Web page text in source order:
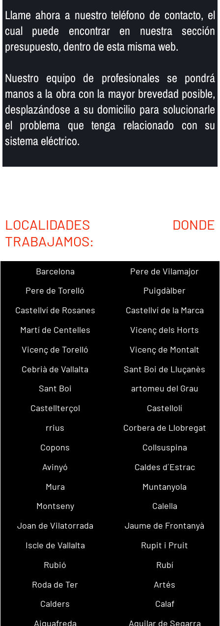
Llame ahora a nuestro teléfono de contacto, el
cual puede encontrar en nuestra sección
presupuesto, dentro de esta misma web.
Nuestro equipo de profesionales se pondrá
manos a la obra con la mayor brevedad posible,
desplazándose a su domicilio para solucionarle
el problema que tenga relacionado con su
sistema eléctrico.
LOCALIDADES DONDE
TRABAJAMOS:
Barcelona
Pere de Vilamajor
Pere de Torelló
Puigdàlber
Castellví de Rosanes
Castellví de la Marca
Martí de Centelles
Vicenç dels Horts
Vicenç de Torelló
Vicenç de Montalt
Cebrià de Vallalta
Sant Boi de Lluçanès
Sant Boi
artomeu del Grau
Castellterçol
Castellolí
rrius
Corbera de Llobregat
Copons
Collsuspina
Avinyó
Caldes d´Estrac
Mura
Muntanyola
Montseny
Calella
Joan de Vilatorrada
Jaume de Frontanyà
Iscle de Vallalta
Rupit i Pruit
Rubió
Rubí
Roda de Ter
Artés
Calders
Calaf
Aiguafreda
Aguilar de Segarra